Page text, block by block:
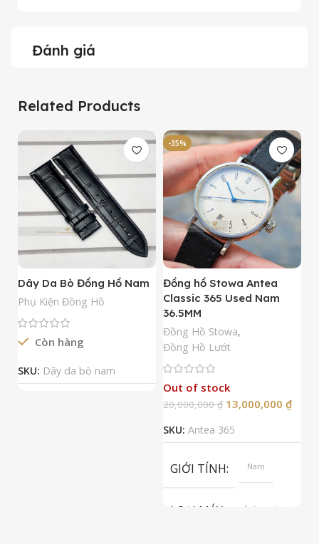
Đánh giá
Related Products
Dây Da Bò Đồng Hồ Nam
Phụ Kiện Đồng Hồ
Còn hàng
SKU: Dây da bò nam
-35%
Đồng hồ Stowa Antea
Classic 365 Used Nam
36.5MM
Đồng Hồ Stowa,
Đồng Hồ Lướt
Out of stock
20,000,000₫ 13,000,000 ₫
SKU: Antea 365
GIỚI TÍNH Nam
LOẠI MÁY
Automatic